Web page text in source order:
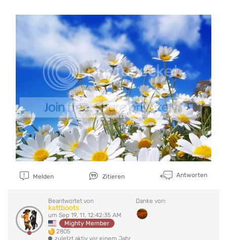
Melden Zitieren Antworten
Beantwortet von
kattboots
um Sep 19, 11, 12:42:35 AM
Mighty Member
2805
zuletzt aktiv vor einem Jahr
Danke von: